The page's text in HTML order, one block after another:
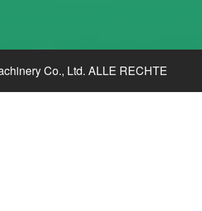
Co., Ltd. ALLE RECHTE